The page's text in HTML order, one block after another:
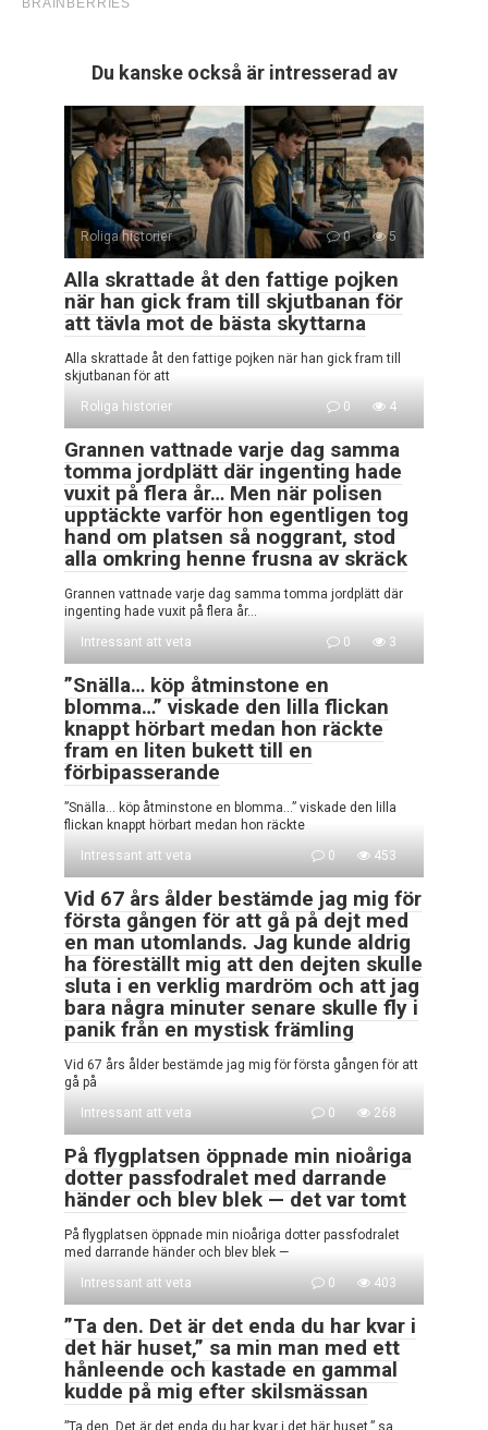
Du kanske också är intresserad av
Roliga historier 0 5
Alla skrattade åt den fattige pojken
när han gick fram till skjutbanan för
att tävla mot de bästa skyttarna
Alla skrattade åt den fattige pojken när han gick fram till
skjutbanan för att
Roliga historier
0 4
Grannen vattnade varje dag samma
tomma jordplätt där ingenting hade
vuxit på flera år… Men när polisen
upptäckte varför hon egentligen tog
hand om platsen så noggrant, stod
alla omkring henne frusna av skräck
Grannen vattnade varje dag samma tomma jordplätt där
ingenting hade vuxit på flera år…
Intressant att veta
0 3
”Snälla… köp åtminstone en
blomma…” viskade den lilla flickan
knappt hörbart medan hon räckte
fram en liten bukett till en
förbipasserande
”Snälla… köp åtminstone en blomma…” viskade den lilla
flickan knappt hörbart medan hon räckte
Intressant att veta
0 453
Vid 67 års ålder bestämde jag mig för
första gången för att gå på dejt med
en man utomlands. Jag kunde aldrig
ha föreställt mig att den dejten skulle
sluta i en verklig mardröm och att jag
bara några minuter senare skulle fly i
panik från en mystisk främling
Vid 67 års ålder bestämde jag mig för första gången för att
gå på
Intressant att veta
0 268
På flygplatsen öppnade min nioåriga
dotter passfodralet med darrande
händer och blev blek — det var tomt
På flygplatsen öppnade min nioåriga dotter passfodralet
med darrande händer och blev blek —
Intressant att veta
0 403
”Ta den. Det är det enda du har kvar i
det här huset,” sa min man med ett
hånleende och kastade en gammal
kudde på mig efter skilsmässan
”Ta den. Det är det enda du har kvar i det här huset,” sa